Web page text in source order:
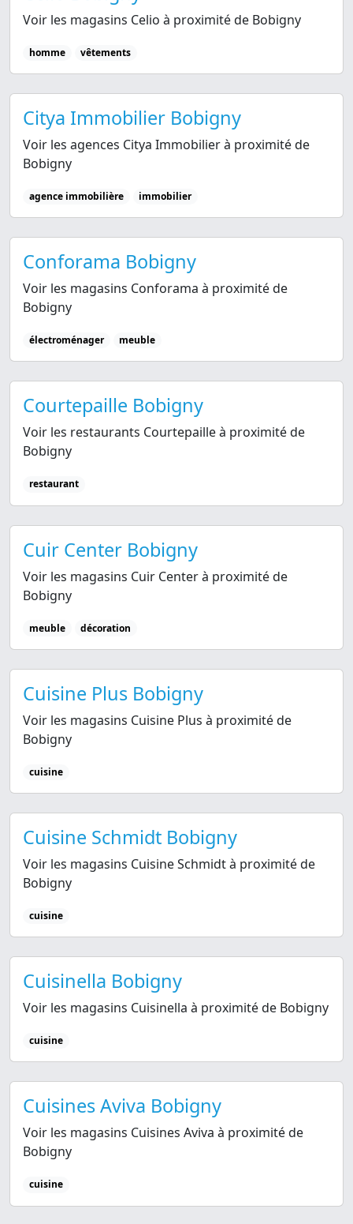
Voir les magasins Celio à proximité de Bobigny
homme vêtements
Citya Immobilier Bobigny
Voir les agences Citya Immobilier à proximité de
Bobigny
agence immobilière immobilier
Conforama Bobigny
Voir les magasins Conforama à proximité de
Bobigny
électroménager meuble
Courtepaille Bobigny
Voir les restaurants Courtepaille à proximité de
Bobigny
restaurant
Cuir Center Bobigny
Voir les magasins Cuir Center à proximité de
Bobigny
meuble décoration
Cuisine Plus Bobigny
Voir les magasins Cuisine Plus à proximité de
Bobigny
cuisine
Cuisine Schmidt Bobigny
Voir les magasins Cuisine Schmidt à proximité de
Bobigny
cuisine
Cuisinella Bobigny
Voir les magasins Cuisinella à proximité de Bobigny
cuisine
Cuisines Aviva Bobigny
Voir les magasins Cuisines Aviva à proximité de
Bobigny
cuisine